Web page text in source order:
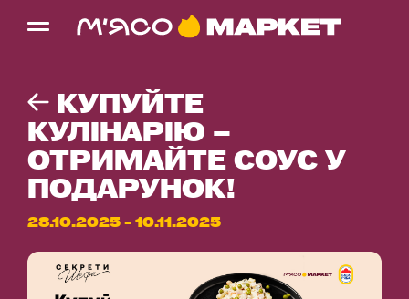
КУПУЙТЕ
КУЛІНАРІЮ –
ОТРИМАЙТЕ СОУС У
ПОДАРУНОК!
28.10.2025 - 10.11.2025